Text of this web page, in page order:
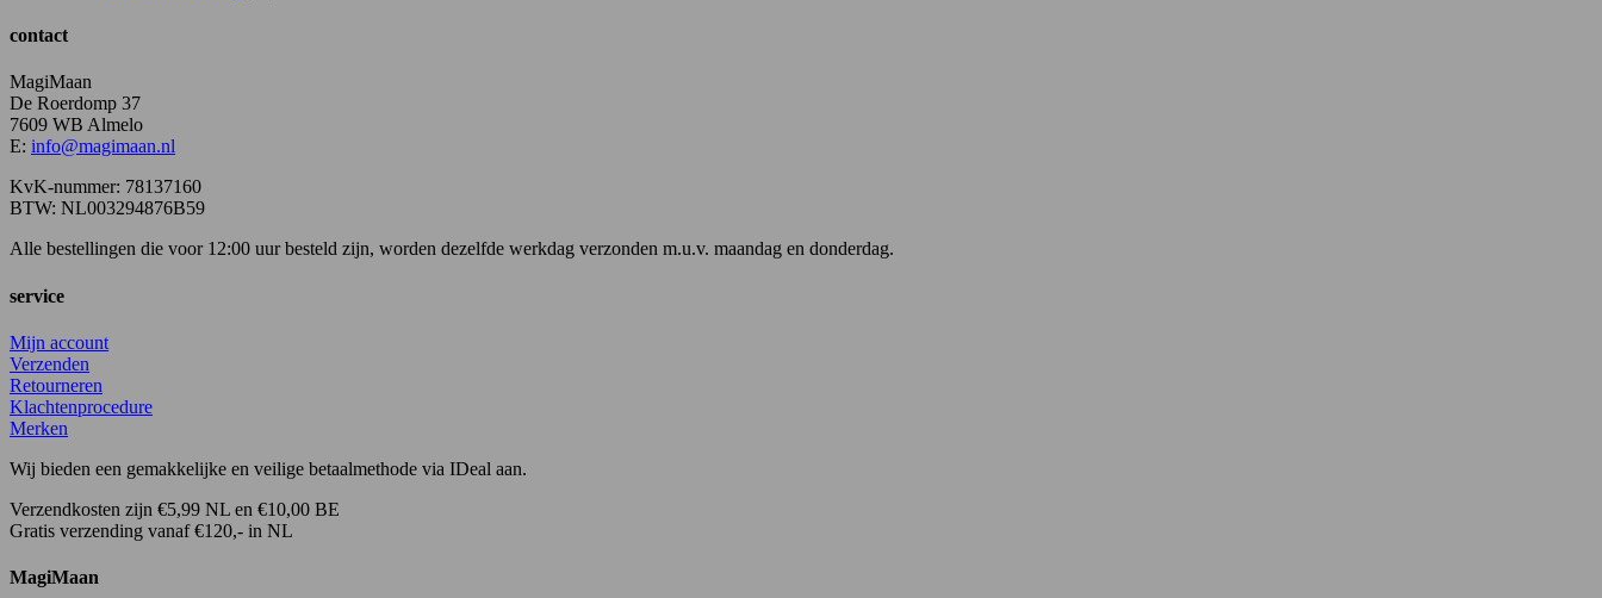
contact
MagiMaan
De Roerdomp 37
7609 WB Almelo
E: info@magimaan.nl
KvK-nummer: 78137160
BTW: NL003294876B59
Alle bestellingen die voor 12:00 uur besteld zijn, worden dezelfde werkdag verzonden m.u.v. maandag en donderdag.
service
Mijn account
Verzenden
Retourneren
Klachtenprocedure
Merken
Wij bieden een gemakkelijke en veilige betaalmethode via IDeal aan.
Verzendkosten zijn €5,99 NL en €10,00 BE
Gratis verzending vanaf €120,- in NL
MagiMaan